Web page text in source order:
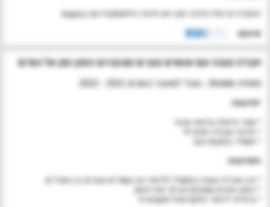
החברה קיימת הרבה זמן ויש הרבה התעסקות עם legacy.
סיכום:
חברה טובה עם אנשים טובים מבזבזים המון זמן על זומים
מפתח Mobile , עובד לשעבר בשנים 2021 - 2022
יתרונות:
* שכר ורווחה ברמה גבוה
* משרד במקום טוב
חסרונות:
* אין אווירה טובה במשרד לדעתי אין קשרים טובים בין עובדים
* ציפיתי ליותר התקדמות מקצועית